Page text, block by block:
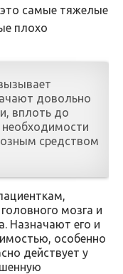
самые тяжелые
плохо
довольно
вплоть до
средством
мозга и
Назначают его и
особенно
действует у